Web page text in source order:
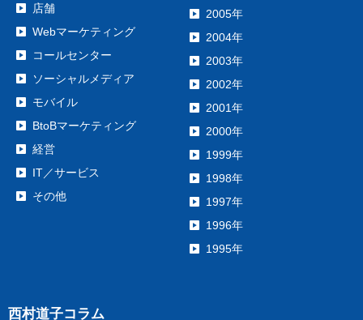
店舗
Webマーケティング
コールセンター
ソーシャルメディア
モバイル
BtoBマーケティング
経営
IT／サービス
その他
2005年
2004年
2003年
2002年
2001年
2000年
1999年
1998年
1997年
1996年
1995年
西村道子コラム